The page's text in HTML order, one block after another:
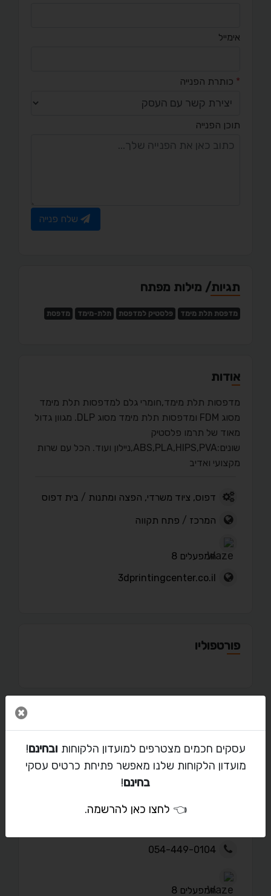
אימייל
* כותרת הפנייה
תוכן הפנייה
שלח פנייה
תגיות/ מילות מפתח
מדפסת תלת מימד פלסטיק למדפסת תלת-מימד מדפסת
אודות
מדפסות תלת מימד,חומרי גלם למדפסות תלת מימד
מסוג FDM ומדפסות תלת מימד מסוג DLP. מגוון גדול
מאוד של תרמו פלסטיק
שונים:ABS,PLA,HIPS,PVA,ניילון ועוד. הכל עם שרות
מקצועי ואדיב
דפוס, ציוד משרדי, הפצה ומתנות / בית דפוס
המרכז / פתח תקווה
המפעלים 8
3dprintingcenter.co.il
פורטפוליו
054-449-0104
המפעלים 8
עסקים חכמים מצטרפים למועדון הלקוחות ובחינם!
מועדון הלקוחות שלנו מאפשר פתיחת כרטיס עסקי
בחינם!
👈 לחצו כאן להרשמה.